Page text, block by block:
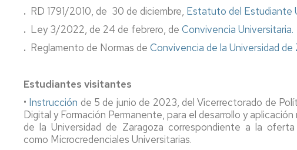
. RD 1791/2010, de 30 de diciembre, Estatuto del Estudiante
. Ley 3/2022, de 24 de febrero, de Convivencia Universitaria.
. Reglamento de Normas de Convivencia de la Universidad de
Estudiantes visitantes
• Instrucción de 5 de junio de 2023, del Vicerrectorado de
Digital y Formación Permanente, para el desarrollo y
de la Universidad de Zaragoza correspondiente a la
como Microcredenciales Universitarias.